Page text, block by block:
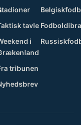
tavle
i
tribunen